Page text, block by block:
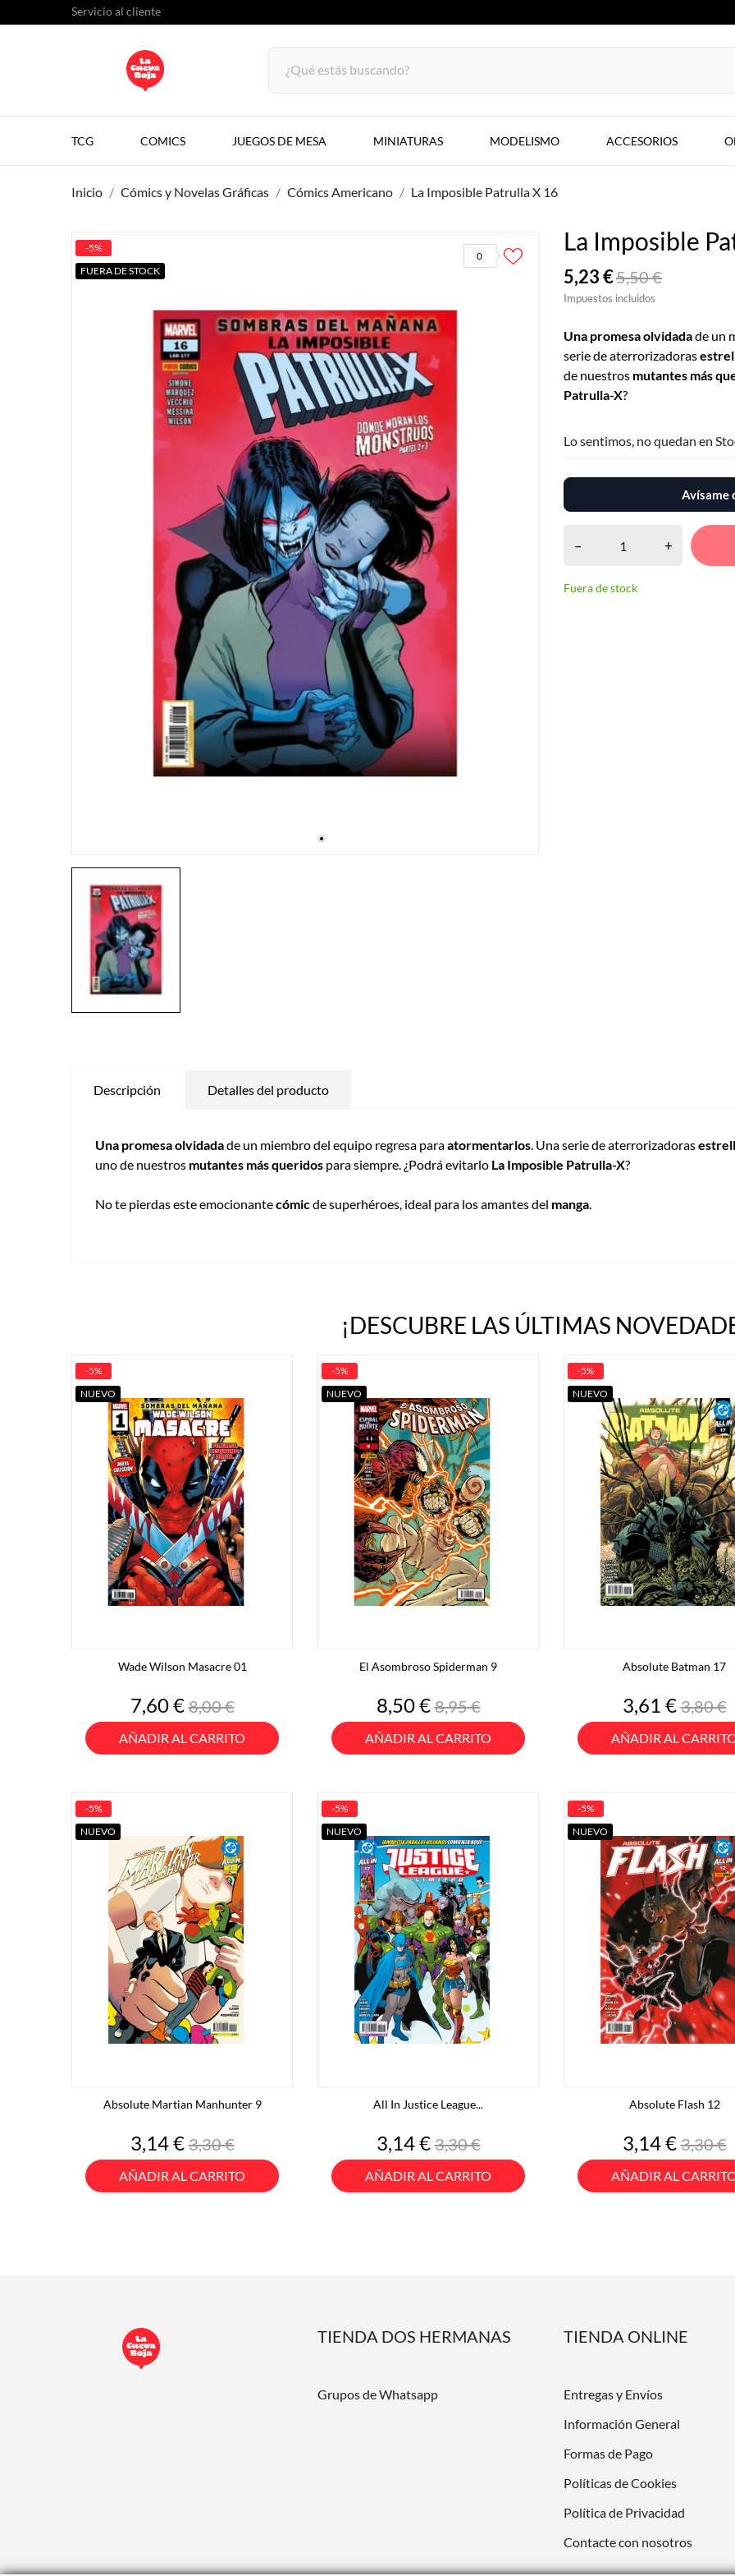
Servicio al cliente
TCG COMICS JUEGOS DE MESA MINIATURAS MODELISMO ACCESORIOS
Inicio Cómics y Novelas Gráficas Cómics Americano La Imposible Patrulla X 16
0
-5%
FUERA DE STOCK
La Imposible
5,23 €5,50 €
Impuestos incluidos
Una promesa olvidadade un
serie de aterrorizadoras
de nuestros mutantes más
Patrulla-X?
Lo sentimos, no quedan en
Avísame
– +
Fuera de stock
Descripción Detalles del producto
Una promesa olvidadade un miembro del equipo regresa paraatormentarlos . Una serie de aterrorizadoras
uno de nuestros mutantes más queridos para siempre. ¿Podrá evitarlo La Imposible Patrulla-X?
No te pierdas este emocionantecómicde superhéroes, ideal para los amantes del manga
¡DESCUBRE LAS ÚLTIMAS
Wade Wilson Masacre 01
Precio
7,60 €Precio
base
8,00 €
AÑADIR AL CARRITO
-5%
NUEVO
El Asombroso Spiderman 9
Precio
8,50 €Precio
base
8,95 €
AÑADIR AL CARRITO
-5%
NUEVO
Absolute Batman 17
Precio
3,61 €Precio
base
3,80 €
AÑADIR AL
-5%
NUEVO
Absolute Martian Manhunter 9
Precio
3,14 €Precio
base
3,30 €
AÑADIR AL CARRITO
-5%
NUEVO
All In Justice League...
Precio
3,14 €Precio
base
3,30 €
AÑADIR AL CARRITO
-5%
NUEVO
Absolute Flash 12
Precio
3,14 €Precio
base
3,30 €
AÑADIR AL
-5%
NUEVO
TIENDA DOS HERMANAS
Grupos de Whatsapp
TIENDA ONLINE
Entregas y Envíos
Información General
Formas de Pago
Políticas de Cookies
Política de Privacidad
Contacte con nosotros